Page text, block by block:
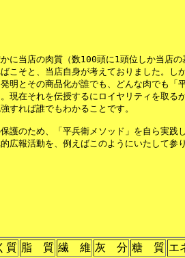
に当店の肉質（数100頭に1頭位しか当店の
こそと、当店自身が考えておりました。し
明とその商品化が誰でも、どんな肉でも「
現在それを伝授するにロイヤリティを取る
すれば誰でもわかることです。
護のため、「平兵衛メソッド」を自ら実践
広報活動を、例えばこのようにいたして参
質 脂 質 繊 維 灰 分 糖 質 エ